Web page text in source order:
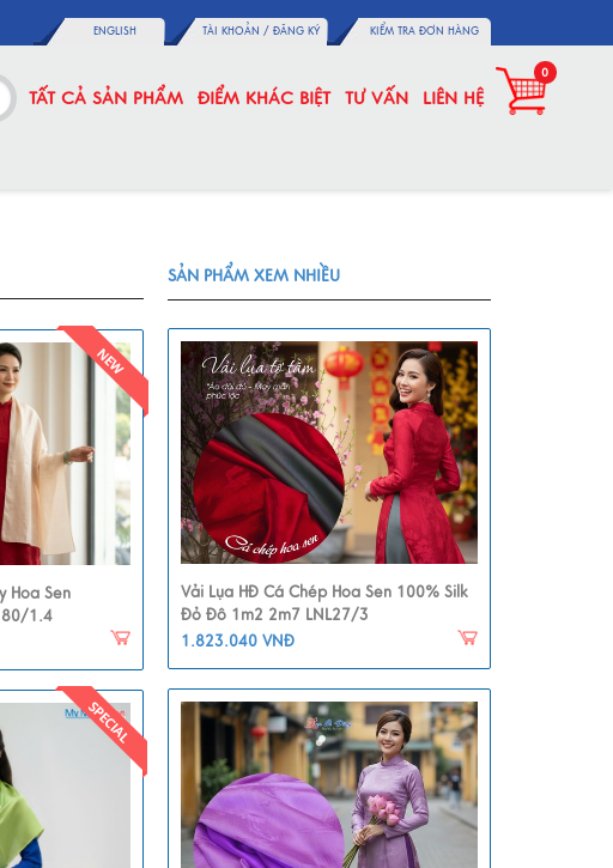
ENGLISH TÀI KHOẢN / ĐĂNG KÝ KIỂM TRA ĐƠN HÀNG
TẤT CẢ SẢN PHẨM ĐIỂM KHÁC BIỆT TƯ VẤN LIÊN HỆ
0
Hoa Sen
1.4
SẢN PHẨM XEM NHIỀU
Vải Lụa HĐ Cá Chép Hoa Sen 100% Silk
Đỏ Đô 1m2 2m7 LNL27/3
1.823.040 VNĐ